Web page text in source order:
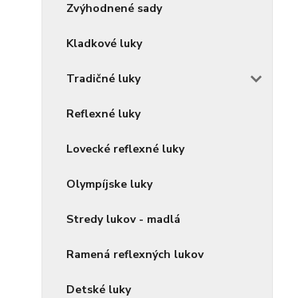
Zvýhodnené sady
Kladkové luky
Tradičné luky
Reflexné luky
Lovecké reflexné luky
Olympíjske luky
Stredy lukov - madlá
Ramená reflexných lukov
Detské luky